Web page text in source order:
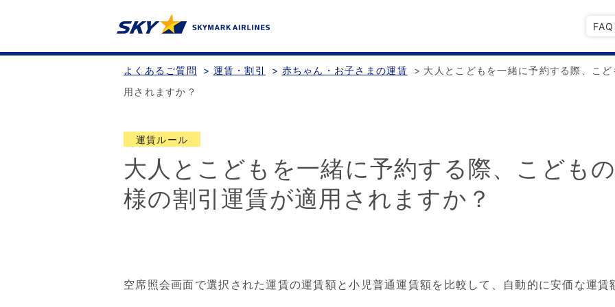
よくあるご質問 > 運賃・割引 > 赤ちゃん・お子さまの運賃 > 大人とこどもを一緒に予約する際、こ
用されますか？
運賃ルール
大人とこどもを一緒に予約する際、こども
様の割引運賃が適用されますか？
空席照会画面で選択された運賃の運賃額と小児普通運賃額を比較して、自動的に安価な運賃